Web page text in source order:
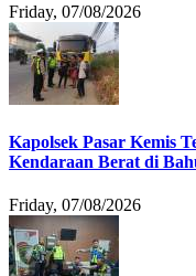
Friday, 07/08/2026
Kapolsek Pasar Kemis
Kendaraan Berat di
Friday, 07/08/2026